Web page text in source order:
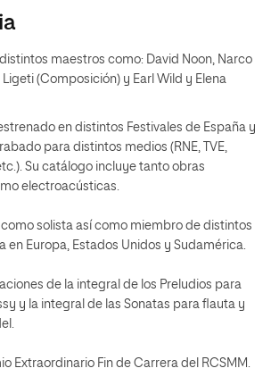
maestros como: David Noon, Narco
(Composición) y Earl Wild y Elena
en distintos Festivales de España y
para distintos medios (RNE, TVE,
Su catálogo incluye tanto obras
electroacústicas.
solista así como miembro de distintos
en Europa, Estados Unidos y Sudamérica.
de la integral de los Preludios para
y la integral de las Sonatas para flauta y
Extraordinario Fin de Carrera del RCSMM.